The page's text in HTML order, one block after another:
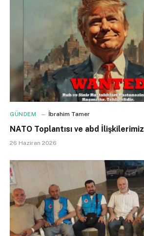
GÜNDEM İbrahim Tamer
NATO Toplantısı ve abd İlişkilerimiz
26 Haziran 2026